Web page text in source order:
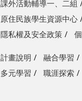
課外活動輔導一、二組
原住民族學生資源中心
隱私權及安全政策
計畫說明 融合學習
多元學習
職涯探索